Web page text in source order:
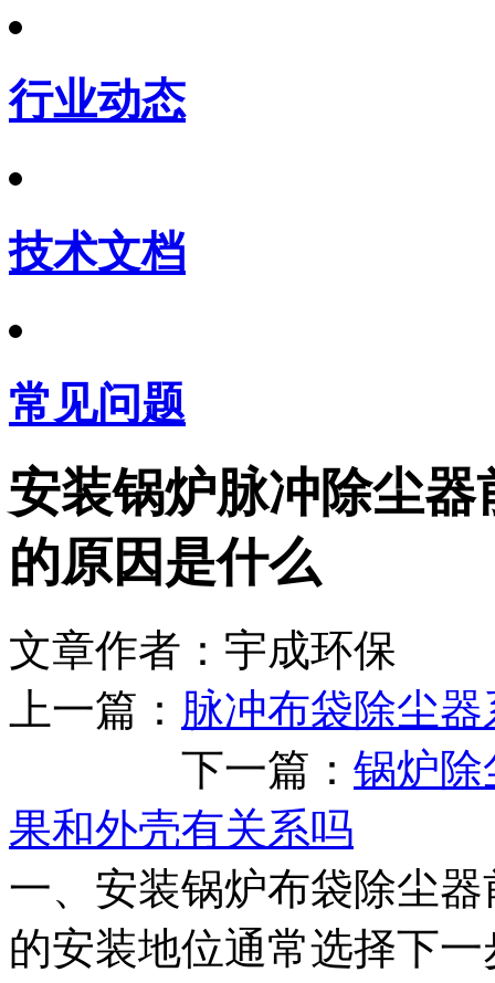
行业动态
技术文档
常见问题
安装锅炉脉冲除尘
的原因是什么
文章作者：宇成环保
上一篇： 脉冲布袋除尘
下一篇： 锅炉除
果和外壳有关系吗
一、安装锅炉布袋除尘
的安装地位通常选择下